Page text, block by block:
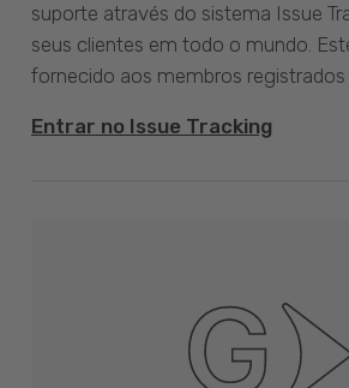
suporte através do sistema Issue
seus clientes em todo o mundo.
fornecido aos membros
Entrar no Issue Tracking